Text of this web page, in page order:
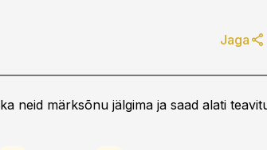
Jaga
neid märksõnu jälgima ja saad alati